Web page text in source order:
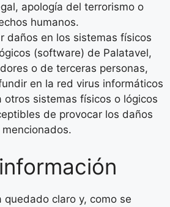
apología del terrorismo o
humanos.
daños en los sistemas físicos
(software) de Palatavel,
o de terceras personas,
en la red virus informáticos
otros sistemas físicos o lógicos
de provocar los daños
quedado claro y, como se